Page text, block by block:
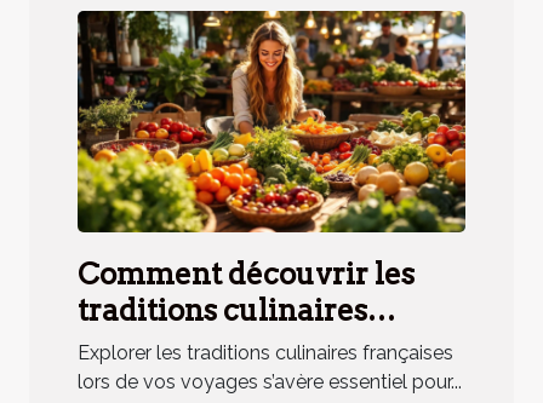
Comment découvrir les
traditions culinaires
françaises lors de vos
voyages ?
Explorer les traditions culinaires françaises
lors de vos voyages s’avère essentiel pour...